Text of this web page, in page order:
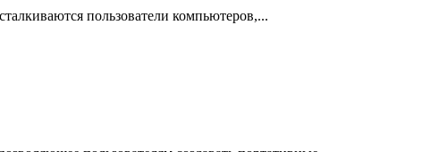
пользователи компьютеров,...